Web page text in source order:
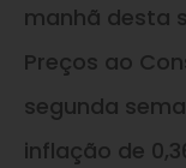
manhã desta
Preços ao
segunda
inflação de